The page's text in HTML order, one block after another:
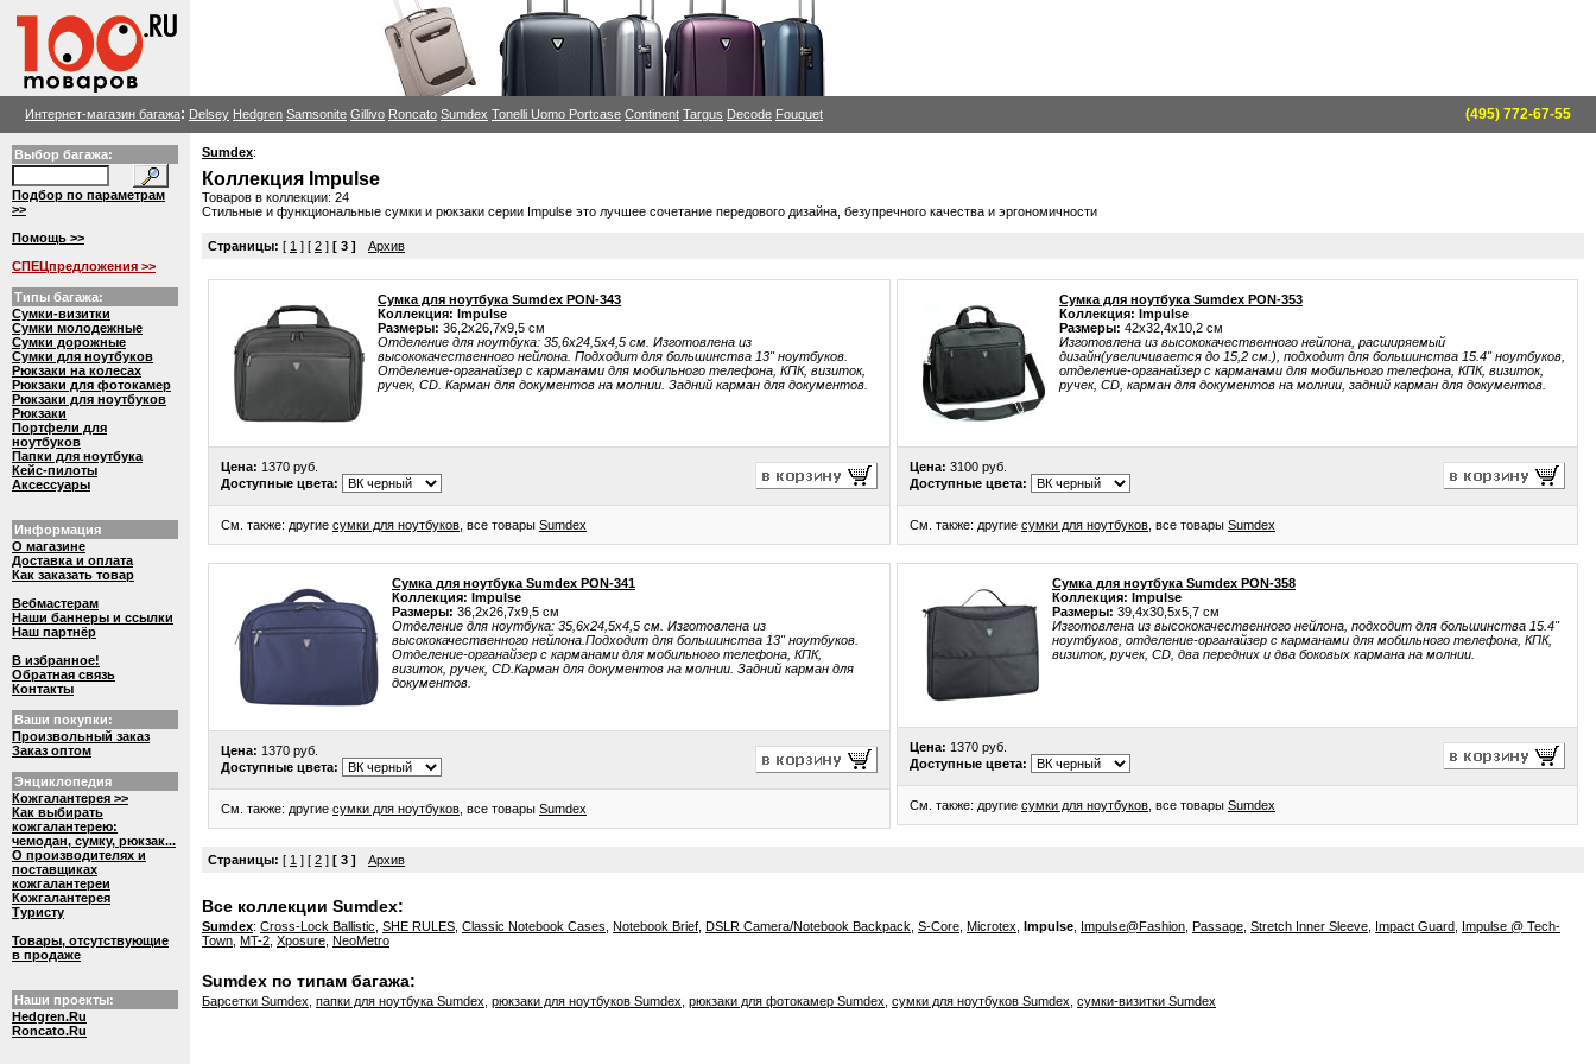
Интернет-магазин багажа: Delsey Hedgren Samsonite Gillivo Roncato Sumdex Tonelli Uomo Portcase Continent Targus Decode Fouquet (495) 772-67-55
Выбор багажа:
Подбор по параметрам
>>
Помощь >>
СПЕЦпредложения >>
Типы багажа:
Сумки-визитки
Сумки молодежные
Сумки дорожные
Сумки для ноутбуков
Рюкзаки на колесах
Рюкзаки для фотокамер
Рюкзаки для ноутбуков
Рюкзаки
Портфели для
ноутбуков
Папки для ноутбука
Кейс-пилоты
Аксессуары
Информация
О магазине
Доставка и оплата
Как заказать товар
Вебмастерам
Наши баннеры и ссылки
Наш партнёр
В избранное!
Обратная связь
Контакты
Ваши покупки:
Произвольный заказ
Заказ оптом
Энциклопедия
Кожгалантерея >>
Как выбирать
кожгалантерею:
чемодан, сумку, рюкзак...
О производителях и
поставщиках
кожгалантереи
Кожгалантерея
Туристу
Товары, отсутствующие
в продаже
Наши проекты:
Hedgren.Ru
Roncato.Ru
Sumdex:
Коллекция Impulse
Товаров в коллекции: 24
Стильные и функциональные сумки и рюкзаки серии Impulse это лучшее сочетание передового дизайна, безупречного качества и эргономичности
Страницы: [ 1 ] [ 2 ] [ 3 ] Архив
Сумка для ноутбука Sumdex PON-343
Коллекция: Impulse
Размеры: 36,2x26,7x9,5 см
Отделение для ноутбука: 35,6х24,5х4,5 см. Изготовлена из
высококачественного нейлона. Подходит для большинства 13" ноутбуков.
Отделение-органайзер с карманами для мобильного телефона, КПК, визиток,
ручек, CD. Карман для документов на молнии. Задний карман для документов.
Цена: 1370 руб.
Доступные цвета:
См. также: другие сумки для ноутбуков , все товары Sumdex
Сумка для ноутбука Sumdex PON-353
Коллекция: Impulse
Размеры: 42x32,4x10,2 см
Изготовлена из высококачественного нейлона, расширяемый
дизайн(увеличивается до 15,2 см.), подходит для большинства 15.4" ноутбуков,
отделение-органайзер с карманами для мобильного телефона, КПК, визиток,
ручек, CD, карман для документов на молнии, задний карман для документов.
Цена: 3100 руб.
Доступные цвета:
См. также: другие сумки для ноутбуков , все товары Sumdex
Сумка для ноутбука Sumdex PON-341
Коллекция: Impulse
Размеры: 36,2x26,7x9,5 см
Отделение для ноутбука: 35,6х24,5х4,5 см. Изготовлена из
высококачественного нейлона.Подходит для большинства 13" ноутбуков.
Отделение-органайзер с карманами для мобильного телефона, КПК,
визиток, ручек, CD.Карман для документов на молнии. Задний карман для
документов.
Цена: 1370 руб.
Доступные цвета:
См. также: другие сумки для ноутбуков , все товары Sumdex
Сумка для ноутбука Sumdex PON-358
Коллекция: Impulse
Размеры: 39,4x30,5x5,7 см
Изготовлена из высококачественного нейлона, подходит для большинства 15.4"
ноутбуков, отделение-органайзер с карманами для мобильного телефона, КПК,
визиток, ручек, CD, два передних и два боковых кармана на молнии.
Цена: 1370 руб.
Доступные цвета:
См. также: другие сумки для ноутбуков , все товары Sumdex
Страницы: [ 1 ] [ 2 ] [ 3 ] Архив
Все коллекции Sumdex:
Sumdex: Cross-Lock Ballistic SHE RULES Classic Notebook Cases Notebook Brief DSLR Camera/Notebook Backpack S-Core Microtex Impulse Impulse@Fashion Passage Stretch Inner Sleeve Impact Guard Impulse @ Tech-
Town MT-2 Xposure NeoMetro
Sumdex по типам багажа:
Барсетки Sumdex папки для ноутбука Sumdex рюкзаки для ноутбуков Sumdex рюкзаки для фотокамер Sumdex сумки для ноутбуков Sumdex сумки-визитки Sumdex